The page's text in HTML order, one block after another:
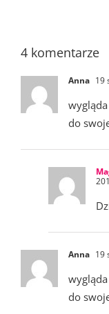
4 komentarze
Anna 19
do
Anna 19
do